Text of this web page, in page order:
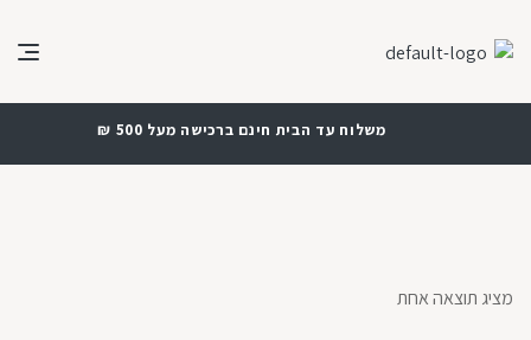
משלוח עד הבית חינם ברכישה מעל 500 ₪
מציג תוצאה אחת